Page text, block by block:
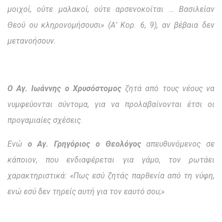
μοιχοί, ούτε μαλακοί, ούτε αρσενοκοίται … Βασιλείαν
Θεού ου κληρονομήσουσι» (Α’ Κορ. 6, 9), αν βέβαια δεν
μετανοήσουν.
Ο Αγ. Ιωάννης ο Χρυσόστομοςζητά από τους νέους να
νυμφεύονται σύντομα, για να προλαβαίνονται έτσι οι
προγαμιαίες σχέσεις.
Ενώ ο Αγ. Γρηγόριος ο Θεολόγοςαπευθυνόμενος σε
κάποιον, που ενδιαφέρεται για γάμο, τον ρωτάει
χαρακτηριστικά: «Πως εσύ ζητάς παρθενία από τη νύφη,
ενώ εσύ δεν τηρείς αυτή για τον εαυτό σου;»